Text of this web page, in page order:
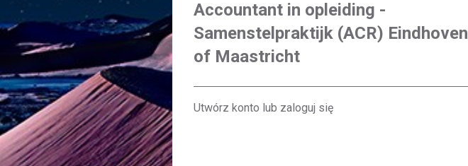
Accountant in opleiding -
Samenstelpraktijk (ACR) Eindhoven
of Maastricht
Utwórz konto lub zaloguj się